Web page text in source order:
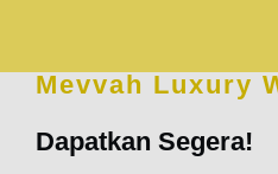
Mevvah Luxury
Dapatkan Segera!